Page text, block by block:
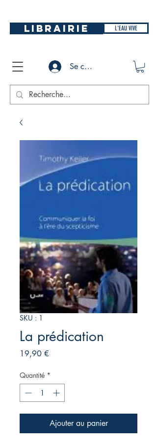
LIBRAIRIE L'EAU VIVE
Se connecter
SKU : 1
La prédication
19,90 €Prix
Quantité *
Ajouter au panier